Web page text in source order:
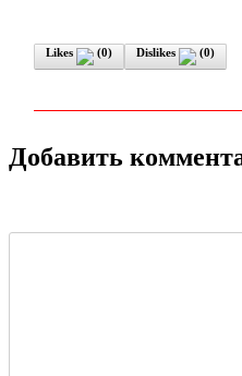
Likes (0) Dislikes (0)
Добавить